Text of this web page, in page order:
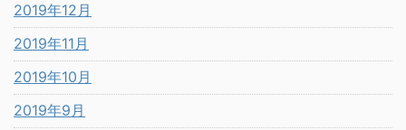
2019年12月
2019年11月
2019年10月
2019年9月